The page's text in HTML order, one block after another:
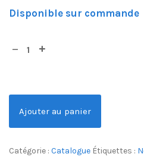
Disponible sur commande
Ajouter au panier
Catégorie : Catalogue Étiquettes :